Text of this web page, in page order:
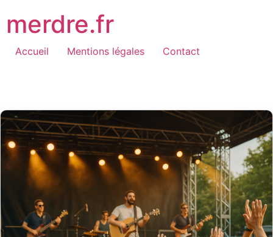
au
contenu
merdre.fr
Accueil Mentions légales Contact